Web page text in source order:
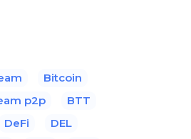
Bitcoin
p2p
BTT
DeFi
DEL